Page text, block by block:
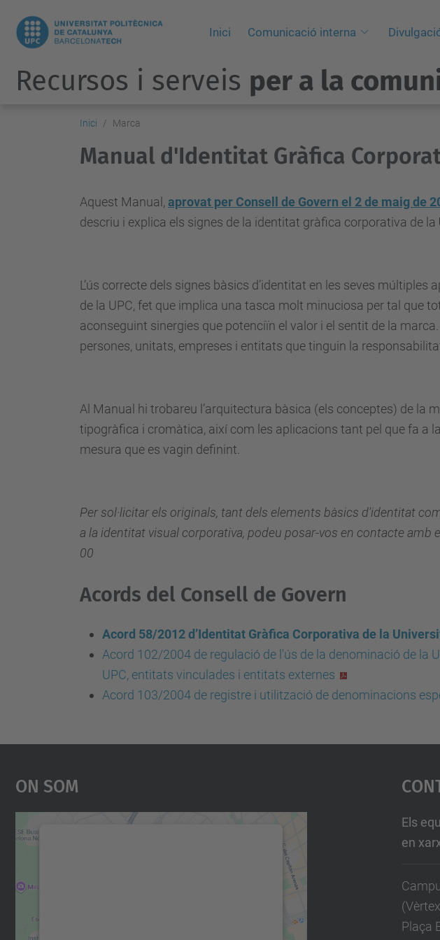
Inici Comunicació interna
Recursos i serveis per a la
Inici Marca
Manual d'Identitat Gràfica
Aquest Manual, aprovat per Consell de Govern el 2 de maig de
descriu i explica els signes de la identitat gràfica corporativa de la
L’ús correcte dels signes bàsics d’identitat en les seves
de la UPC, fet que implica una tasca molt minuciosa per tal que
aconseguint sinergies que potenciïn el valor i el sentit de la
persones, unitats, empreses i entitats que tinguin la
Al Manual hi trobareu l’arquitectura bàsica (els conceptes) de la
tipogràfica i cromàtica, així com les aplicacions tant pel que fa a
mesura que es vagin definint.
Per sol·licitar els originals, tant dels elements bàsics d'identitat
a la identitat visual corporativa, podeu posar-vos en contacte amb
00
Acords del Consell de Govern
Acord 58/2012 d’Identitat Gràfica Corporativa de la
Acord 102/2004 de regulació de l'ús de la denominació de
UPC, entitats vinculades i entitats externes
Acord 103/2004 de registre i utilització de denominacions
On Som
Els
en
Plaça